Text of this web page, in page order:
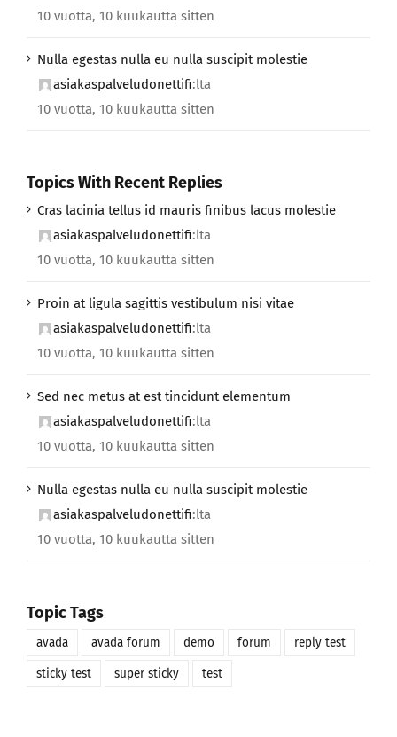
10 vuotta, 10 kuukautta sitten
Nulla egestas nulla eu nulla suscipit molestie
asiakaspalveludonettifi:lta
10 vuotta, 10 kuukautta sitten
Topics With Recent Replies
Cras lacinia tellus id mauris finibus lacus molestie
asiakaspalveludonettifi:lta
10 vuotta, 10 kuukautta sitten
Proin at ligula sagittis vestibulum nisi vitae
asiakaspalveludonettifi:lta
10 vuotta, 10 kuukautta sitten
Sed nec metus at est tincidunt elementum
asiakaspalveludonettifi:lta
10 vuotta, 10 kuukautta sitten
Nulla egestas nulla eu nulla suscipit molestie
asiakaspalveludonettifi:lta
10 vuotta, 10 kuukautta sitten
Topic Tags
avada avada forum demo forum reply test
sticky test super sticky test